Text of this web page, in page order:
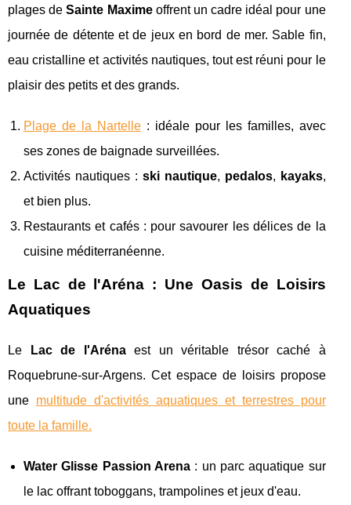
plages deSainte Maximeoffrent un cadre idéal pour une
journée de détente et de jeux en bord de mer. Sable fin,
eau cristalline et activités nautiques, tout est réuni pour le
plaisir des petits et des grands.
Plage de la Nartelle: idéale pour les familles, avec
ses zones de baignade surveillées.
Activités nautiques : ski nautique, pedalos, kayaks,
et bien plus.
Restaurants et cafés : pour savourer les délices de la
cuisine méditerranéenne.
Le Lac de l'Aréna : Une Oasis de Loisirs
Aquatiques
Le Lac de l'Arénaest un véritable trésor caché à
Roquebrune-sur-Argens. Cet espace de loisirs propose
une multitude d'activités aquatiques et terrestres pour
toute la famille.
Water Glisse Passion Arena: un parc aquatique sur
le lac offrant toboggans, trampolines et jeux d'eau.